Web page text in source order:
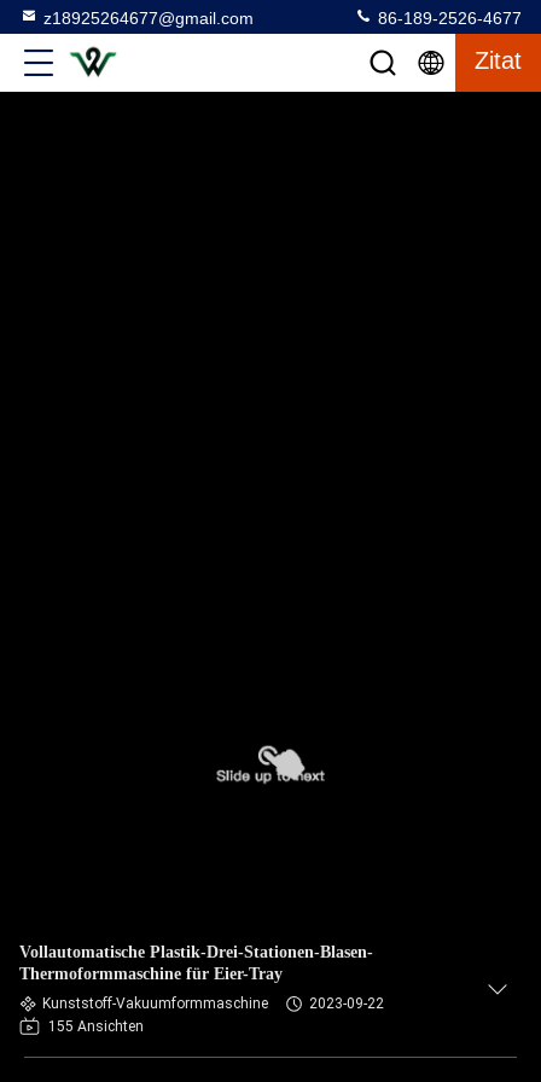
z18925264677@gmail.com 86-189-2526-4677
Zitat
Vollautomatische Plastik-Drei-Stationen-Blasen-
Thermoformmaschine für Eier-Tray
Kunststoff-Vakuumformmaschine
2023-09-22
155 Ansichten